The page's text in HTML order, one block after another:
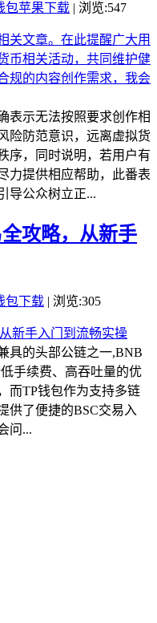
包苹果下载 | 浏览:547
表示无法按照要求创作相
险防范意识，远离虚拟货
序，同时说明，若用户有
力提供相应帮助，此番表
导公众树立正...
攻略，从新手
包下载 | 浏览:305
具的头部公链之一,BNB
手续费、高吞吐量的优
而TP钱包作为支持多链
供了便捷的BSC交易入
问...